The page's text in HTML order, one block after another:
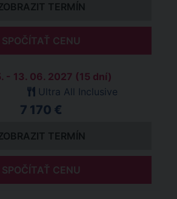
TERMÍN
SPOČÍTAŤ CENU
- 13. 06. 2027 (15 dní)
Ultra All Inclusive
7 170 €
TERMÍN
SPOČÍTAŤ CENU